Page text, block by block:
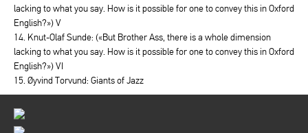
lacking to what you say. How is it possible for one to convey this in Oxford
English?») V
14. Knut-Olaf Sunde: («But Brother Ass, there is a whole dimension
lacking to what you say. How is it possible for one to convey this in Oxford
English?») VI
15. Øyvind Torvund: Giants of Jazz